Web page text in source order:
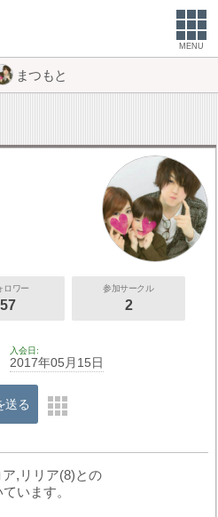
MENU
まつもと
ロワー
57
参加サークル
2
入会日
2017年05月15日
送る
,リリア(8)との
います。